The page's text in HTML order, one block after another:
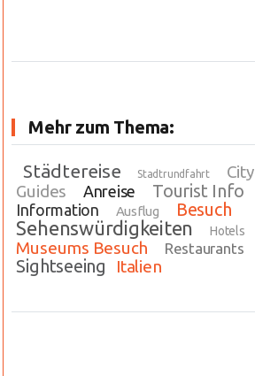
Mehr zum Thema:
Städtereise Stadtrundfahrt
City
Guides
Anreise Tourist Info
Information Ausflug Besuch
Sehenswürdigkeiten Hotels
Museums Besuch Restaurants
Sightseeing Italien